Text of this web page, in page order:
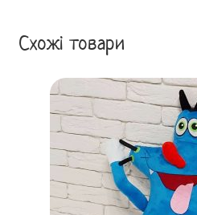
Схожі товари